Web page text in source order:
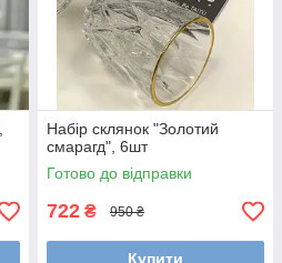
Набір склянок "Золотий
смарагд", 6шт
Готово до відправки
722 ₴ 950 ₴
Купити